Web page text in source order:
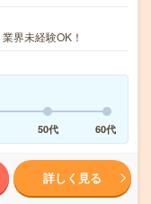
界未経験OK！
50代 60代
詳しく見る